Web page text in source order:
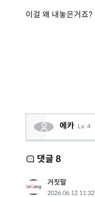
이걸 왜 내놓은거죠
에카 Lv. 4
댓글 8
거짓말
2026.06.12 11:32